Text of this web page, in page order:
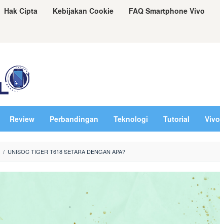
Hak Cipta Kebijakan Cookie FAQ Smartphone Vivo
Review Perbandingan Teknologi Tutorial Vivo
/ UNISOC TIGER T618 SETARA DENGAN APA?